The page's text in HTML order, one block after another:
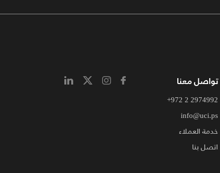
تواصل معنا
+972 2 2974992
info@uci.ps
خدمة العملاء
اتصل بنا